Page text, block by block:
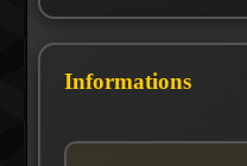
Informations